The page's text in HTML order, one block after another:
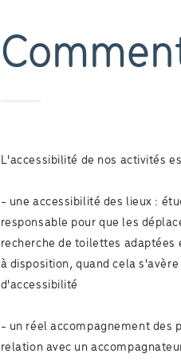
L'accessibilité de nos activités
- une accessibilité des lieux :
responsable pour que les
recherche de toilettes
à disposition, quand cela
d'accessibilité
- un réel accompagnement des
relation avec un